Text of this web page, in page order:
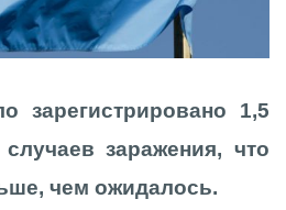
зарегистрировано 1,5
заражения, что
чем ожидалось.